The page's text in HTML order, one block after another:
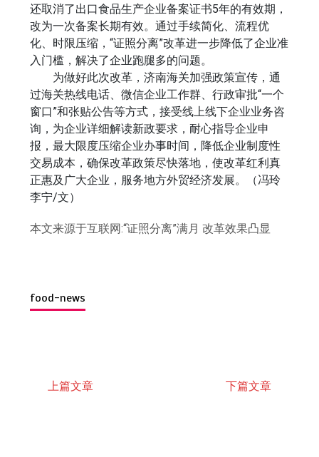
还取消了出口食品生产企业备案证书5年的有效期，
改为一次备案长期有效。通过手续简化、流程优
化、时限压缩，“证照分离”改革进一步降低了企业准
入门槛，解决了企业跑腿多的问题。
为做好此次改革，济南海关加强政策宣传，通
过海关热线电话、微信企业工作群、行政审批“一个
窗口”和张贴公告等方式，接受线上线下企业业务咨
询，为企业详细解读新政要求，耐心指导企业申
报，最大限度压缩企业办事时间，降低企业制度性
交易成本，确保改革政策尽快落地，使改革红利真
正惠及广大企业，服务地方外贸经济发展。（冯玲
李宁/文）
本文来源于互联网:“证照分离”满月 改革效果凸显
food-news
上篇文章 下篇文章